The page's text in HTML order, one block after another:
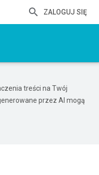
ZALOGUJ SIĘ
treści na Twój
przez AI mogą